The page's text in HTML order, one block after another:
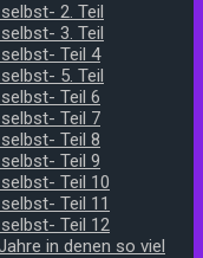
2. Teil
3. Teil
Teil 4
5. Teil
Teil 6
Teil 7
Teil 8
Teil 9
Teil 10
Teil 11
Teil 12
in denen so viel